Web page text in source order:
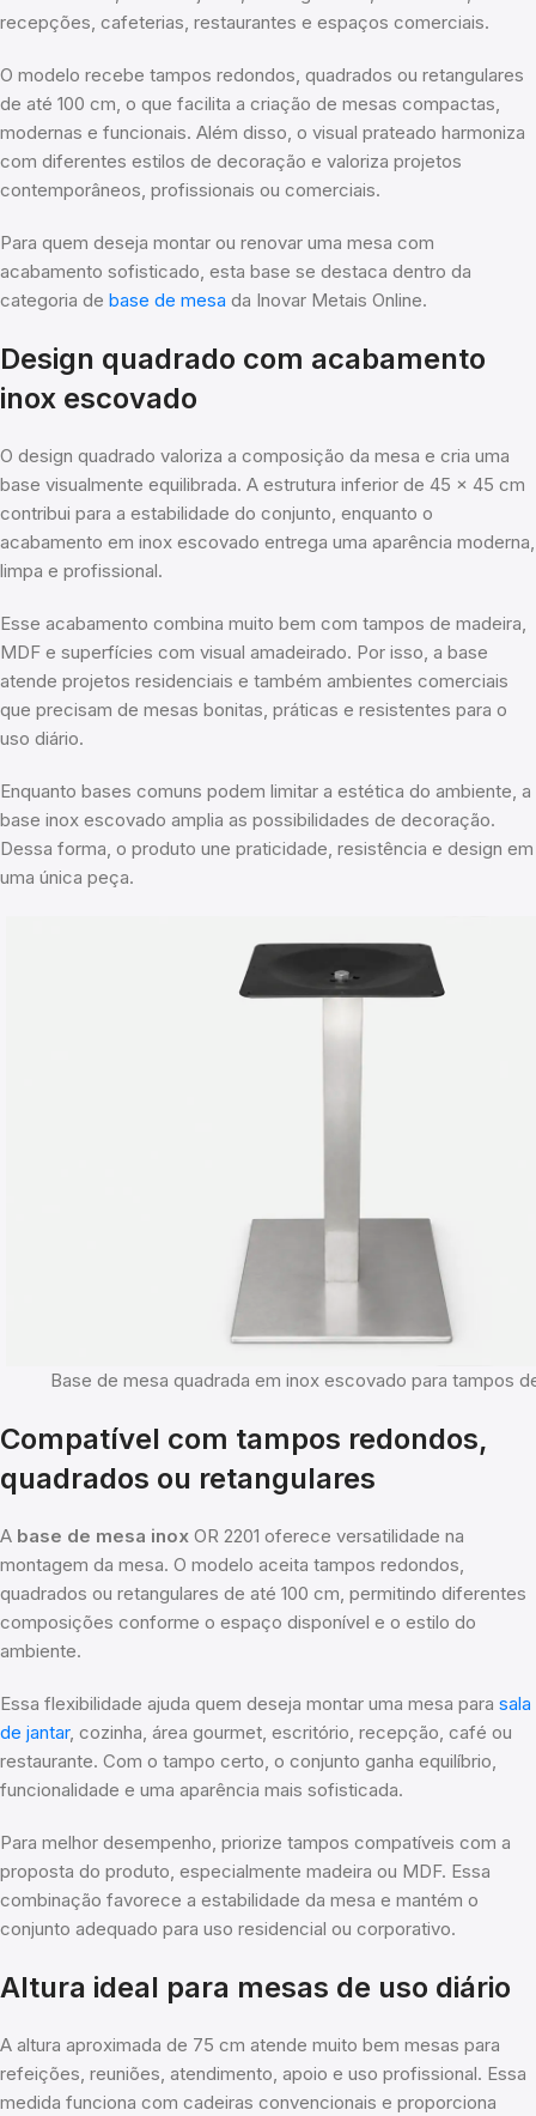
recepções, cafeterias, restaurantes e espaços comerciais.
O modelo recebe tampos redondos, quadrados ou retangulares
de até 100 cm, o que facilita a criação de mesas compactas,
modernas e funcionais. Além disso, o visual prateado harmoniza
com diferentes estilos de decoração e valoriza projetos
contemporâneos, profissionais ou comerciais.
Para quem deseja montar ou renovar uma mesa com
acabamento sofisticado, esta base se destaca dentro da
categoria de base de mesa da Inovar Metais Online.
Design quadrado com acabamento
inox escovado
O design quadrado valoriza a composição da mesa e cria uma
base visualmente equilibrada. A estrutura inferior de 45 x 45 cm
contribui para a estabilidade do conjunto, enquanto o
acabamento em inox escovado entrega uma aparência moderna,
limpa e profissional.
Esse acabamento combina muito bem com tampos de madeira,
MDF e superfícies com visual amadeirado. Por isso, a base
atende projetos residenciais e também ambientes comerciais
que precisam de mesas bonitas, práticas e resistentes para o
uso diário.
Enquanto bases comuns podem limitar a estética do ambiente, a
base inox escovado amplia as possibilidades de decoração.
Dessa forma, o produto une praticidade, resistência e design em
uma única peça.
Base de mesa quadrada em inox escovado para tampos
Compatível com tampos redondos,
quadrados ou retangulares
A base de mesa inox OR 2201 oferece versatilidade na
montagem da mesa. O modelo aceita tampos redondos,
quadrados ou retangulares de até 100 cm, permitindo diferentes
composições conforme o espaço disponível e o estilo do
ambiente.
Essa flexibilidade ajuda quem deseja montar uma mesa para sala
de jantar, cozinha, área gourmet, escritório, recepção, café ou
restaurante. Com o tampo certo, o conjunto ganha equilíbrio,
funcionalidade e uma aparência mais sofisticada.
Para melhor desempenho, priorize tampos compatíveis com a
proposta do produto, especialmente madeira ou MDF. Essa
combinação favorece a estabilidade da mesa e mantém o
conjunto adequado para uso residencial ou corporativo.
Altura ideal para mesas de uso diário
A altura aproximada de 75 cm atende muito bem mesas para
refeições, reuniões, atendimento, apoio e uso profissional. Essa
medida funciona com cadeiras convencionais e proporciona